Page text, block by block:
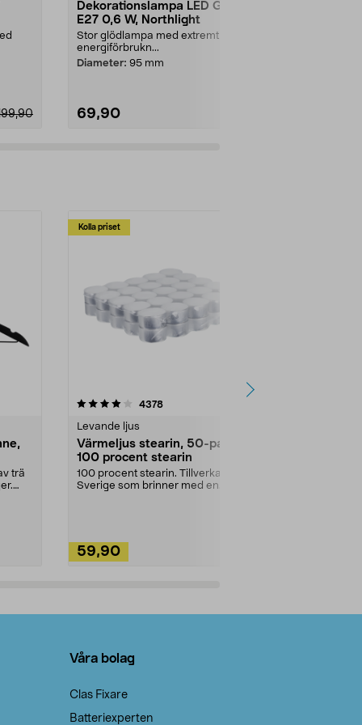
Dekorationslampa LED Glob
E27 0,6 W, Northlight
Stor glödlampa med extremt låg
energiförbrukn...
Diameter: 95 mm
69,90
trä
Kolla priset
4378recensioner
Levande ljus
Värmeljus stearin, 50-pack,
100 procent stearin
100 procent stearin. Tillverkade i
Sverige som brinner med en
59,90
4.5av 5 stjärnor
Våra bolag
Clas Fixare
Batteriexperten